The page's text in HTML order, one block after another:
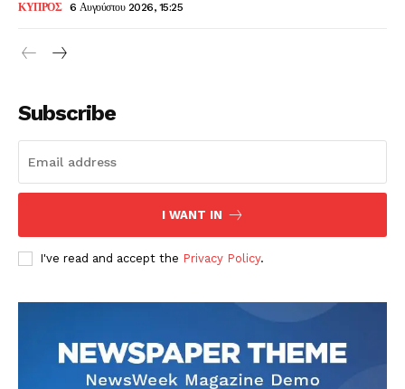
ΚΥΠΡΟΣ 6 Αυγούστου 2026, 15:25
Subscribe
I WANT IN
I've read and accept the Privacy Policy.